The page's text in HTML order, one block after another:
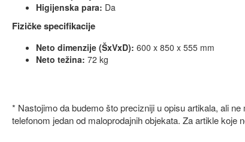
Higijenska para: Da
Fizičke specifikacije
Neto dimenzije (ŠxVxD): 600 x 850 x 555 mm
Neto težina: 72 kg
* Nastojimo da budemo što precizniji u opisu artikala, ali
telefonom jedan od maloprodajnih objekata. Za artikle koje